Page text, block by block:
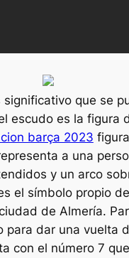
significativo que se
escudo es la figura
barça 2023 figura
a una
y un arco
el símbolo propio
de Almería.
para dar una vuelta
con el número 7